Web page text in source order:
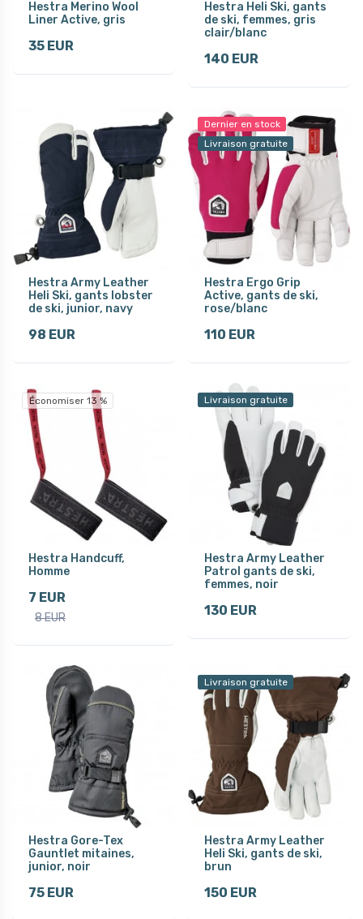
Hestra Merino Wool
Liner Active, gris
35 EUR
Hestra Heli Ski, gants
de ski, femmes, gris
clair/blanc
140 EUR
Hestra Army Leather
Heli Ski, gants lobster
de ski, junior, navy
98 EUR
Dernier en stock
Livraison gratuite
Hestra Ergo Grip
Active, gants de ski,
rose/blanc
110 EUR
Économiser 13 %
Hestra Handcuff,
Homme
7 EUR
8 EUR
Livraison gratuite
Hestra Army Leather
Patrol gants de ski,
femmes, noir
130 EUR
Hestra Gore-Tex
Gauntlet mitaines,
junior, noir
75 EUR
Livraison gratuite
Hestra Army Leather
Heli Ski, gants de ski,
brun
150 EUR